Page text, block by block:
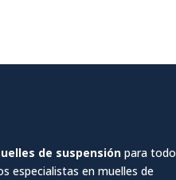
de suspensión para todo
especialistas en muelles de